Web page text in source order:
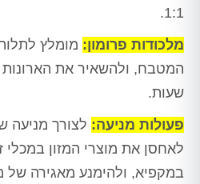
1:1.
מלכודות פרומון: מומלץ
המטבח, ולהשאיר את
שעות.
פעולות מניעה: לצורך מניעה
לאחסן את מוצרי המזון במכלי
במקפיא, ולהימנע מאגירה של